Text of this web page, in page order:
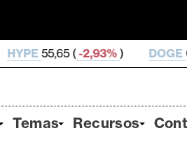
) DOGE0,068 973 ( -1,26%
Temas Recursos